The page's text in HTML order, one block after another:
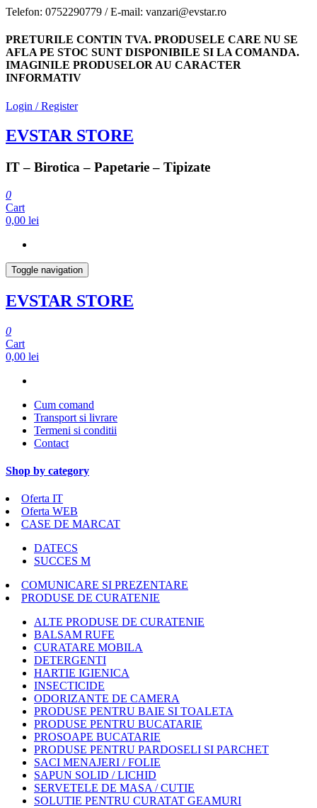
Skip
the
content
Telefon: 0752290779 / E-mail: vanzari@evstar.ro
PRETURILE CONTIN TVA. PRODUSELE CARE NU SE
AFLA PE STOC SUNT DISPONIBILE SI LA COMANDA.
IMAGINILE PRODUSELOR AU CARACTER
INFORMATIV
Login / Register
EVSTAR STORE
IT – Birotica – Papetarie – Tipizate
0
Cart
0,00 lei
Toggle navigation
EVSTAR STORE
0
Cart
0,00 lei
Cum comand
Transport si livrare
Termeni si conditii
Contact
Shop by category
Oferta IT
Oferta WEB
CASE DE MARCAT
DATECS
SUCCES M
COMUNICARE SI PREZENTARE
PRODUSE DE CURATENIE
ALTE PRODUSE DE CURATENIE
BALSAM RUFE
CURATARE MOBILA
DETERGENTI
HARTIE IGIENICA
INSECTICIDE
ODORIZANTE DE CAMERA
PRODUSE PENTRU BAIE SI TOALETA
PRODUSE PENTRU BUCATARIE
PROSOAPE BUCATARIE
PRODUSE PENTRU PARDOSELI SI PARCHET
SACI MENAJERI / FOLIE
SAPUN SOLID / LICHID
SERVETELE DE MASA / CUTIE
SOLUTIE PENTRU CURATAT GEAMURI